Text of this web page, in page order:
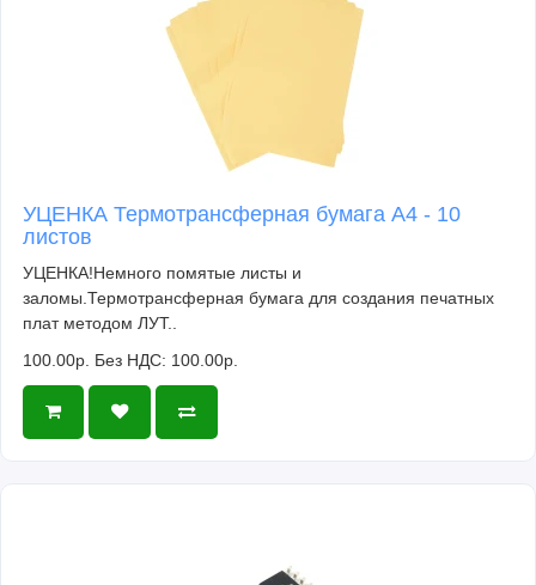
УЦЕНКА Термотрансферная бумага А4 - 10
листов
УЦЕНКА!Немного помятые листы и
заломы.Термотрансферная бумага для создания печатных
плат методом ЛУТ..
100.00р. Без НДС: 100.00р.